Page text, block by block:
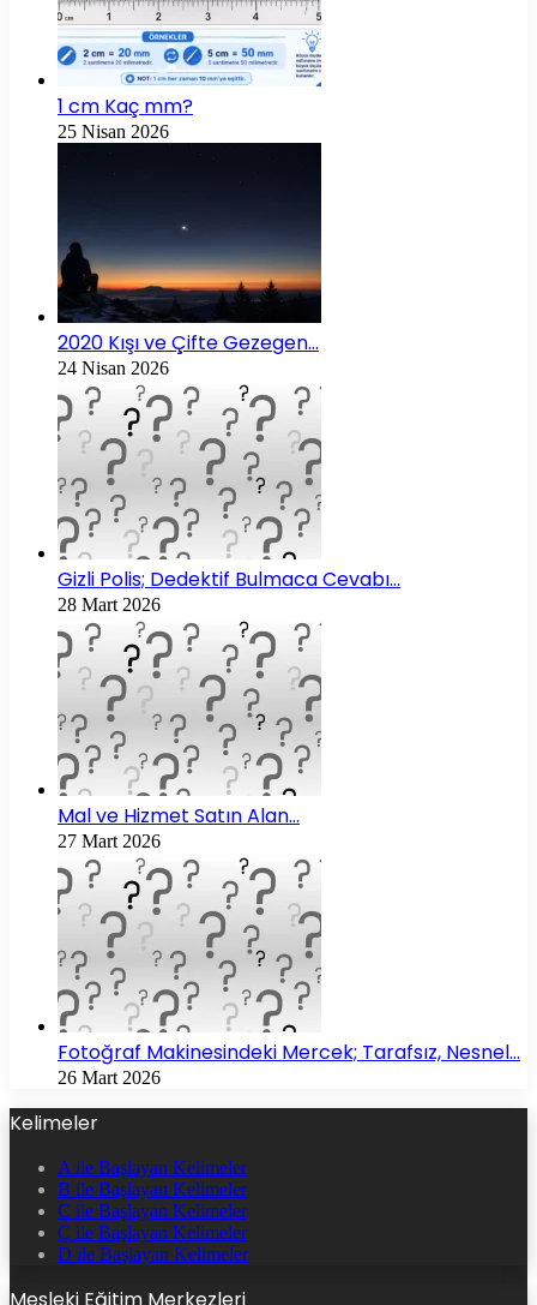
1 cm Kaç mm?
25 Nisan 2026
2020 Kışı ve Çifte Gezegen…
24 Nisan 2026
Gizli Polis; Dedektif Bulmaca Cevabı…
28 Mart 2026
Mal ve Hizmet Satın Alan…
27 Mart 2026
Fotoğraf Makinesindeki Mercek; Tarafsız, Nesnel…
26 Mart 2026
Kelimeler
A ile Başlayan Kelimeler
B ile Başlayan Kelimeler
C ile Başlayan Kelimeler
Ç ile Başlayan Kelimeler
D ile Başlayan Kelimeler
Mesleki Eğitim Merkezleri